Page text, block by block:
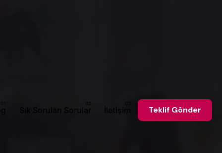
Sık Sorulan Sorular İletişim Teklif Gönder